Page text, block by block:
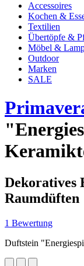
Accessoires
Kochen &
Textilien
Übertöpfe &
Möbel &
Outdoor
Marken
SALE
Dekoratives
Raumdüften
1 Bewertung
Duftstein